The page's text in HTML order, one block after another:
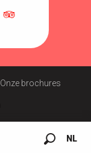
NL
Onze brochures